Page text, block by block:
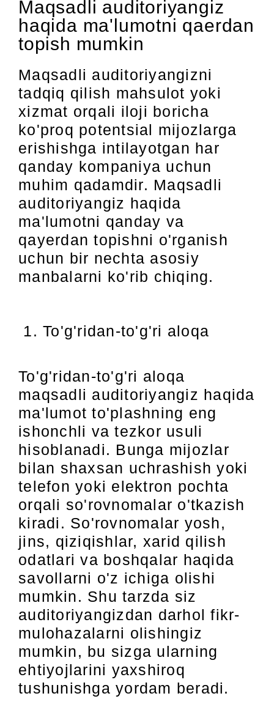
Maqsadli auditoriyangiz
haqida ma'lumotni qaerdan
topish mumkin
Maqsadli auditoriyangizni
tadqiq qilish mahsulot yoki
xizmat orqali iloji boricha
ko'proq potentsial mijozlarga
erishishga intilayotgan har
qanday kompaniya uchun
muhim qadamdir. Maqsadli
auditoriyangiz haqida
ma'lumotni qanday va
qayerdan topishni o'rganish
uchun bir nechta asosiy
manbalarni ko'rib chiqing.
To'g'ridan-to'g'ri aloqa
To'g'ridan-to'g'ri aloqa
maqsadli auditoriyangiz haqida
ma'lumot to'plashning eng
ishonchli va tezkor usuli
hisoblanadi. Bunga mijozlar
bilan shaxsan uchrashish yoki
telefon yoki elektron pochta
orqali so'rovnomalar o'tkazish
kiradi. So'rovnomalar yosh,
jins, qiziqishlar, xarid qilish
odatlari va boshqalar haqida
savollarni o'z ichiga olishi
mumkin. Shu tarzda siz
auditoriyangizdan darhol fikr-
mulohazalarni olishingiz
mumkin, bu sizga ularning
ehtiyojlarini yaxshiroq
tushunishga yordam beradi.